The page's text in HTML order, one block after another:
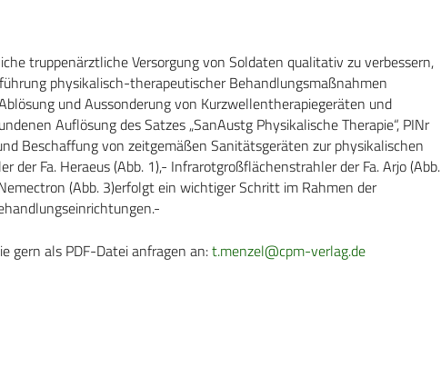
truppenärztliche Versorgung von Soldaten qualitativ zu verbessern,
physikalisch-therapeutischer Behandlungsmaßnahmen
und Aussonderung von Kurzwellentherapiegeräten und
Auflösung des Satzes „SanAustg Physikalische Therapie“, PINr
Beschaffung von zeitgemäßen Sanitätsgeräten zur physikalischen
der Fa. Heraeus (Abb. 1),- Infrarotgroßflächenstrahler der Fa. Arjo (Abb.
(Abb. 3)erfolgt ein wichtiger Schritt im Rahmen der
gern als PDF-Datei anfragen an:t.menzel@cpm-verlag.de